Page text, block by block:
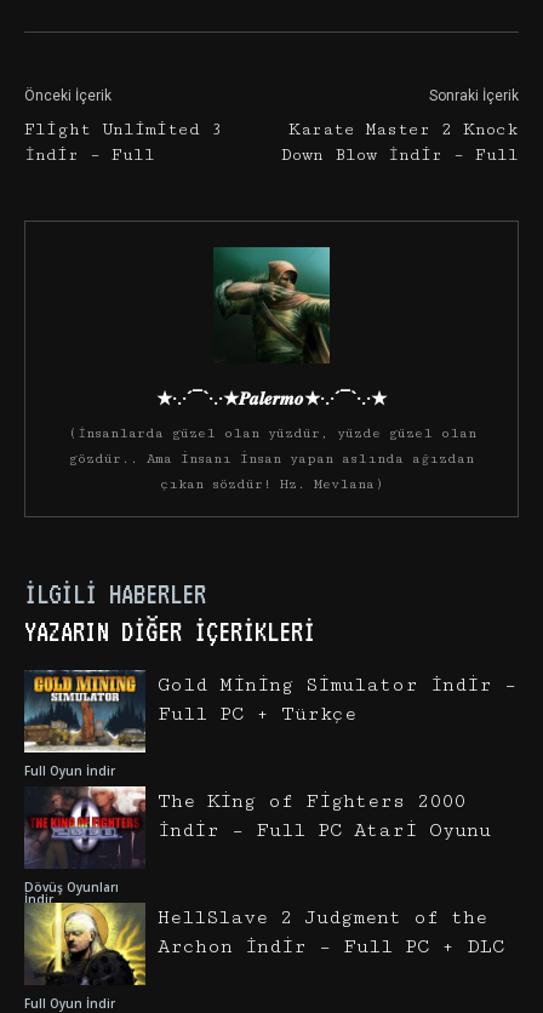
Önceki İçerik
Flight Unlimited 3
İndir – Full
Sonraki İçerik
Karate Master 2 Knock
Down Blow İndir – Full
★·.·´¯`·.·★𝑷𝒂𝒍𝒆𝒓𝒎𝒐★·.·´¯`·.·★
(İnsanlarda güzel olan yüzdür, yüzde güzel olan
gözdür.. Ama insanı insan yapan aslında ağızdan
çıkan sözdür! Hz. Mevlana)
İLGILI HABERLER
YAZARIN DIĞER İÇERIKLERI
Full Oyun İndir
Gold Mining Simulator İndir –
Full PC + Türkçe
Dövüş Oyunları
İndir
The King of Fighters 2000
İndir – Full PC Atari Oyunu
Full Oyun İndir
HellSlave 2 Judgment of the
Archon İndir – Full PC + DLC